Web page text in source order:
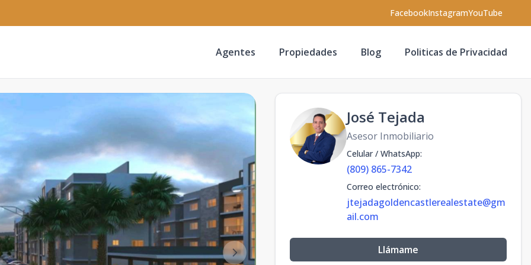
FacebookInstagramYouTube
Agentes Propiedades Blog Politicas de Privacidad
José Tejada
Asesor Inmobiliario
Celular / WhatsApp:
(809) 865-7342
Correo electrónico:
jtejadagoldencastlerealestate@gm
ail.com
Llámame